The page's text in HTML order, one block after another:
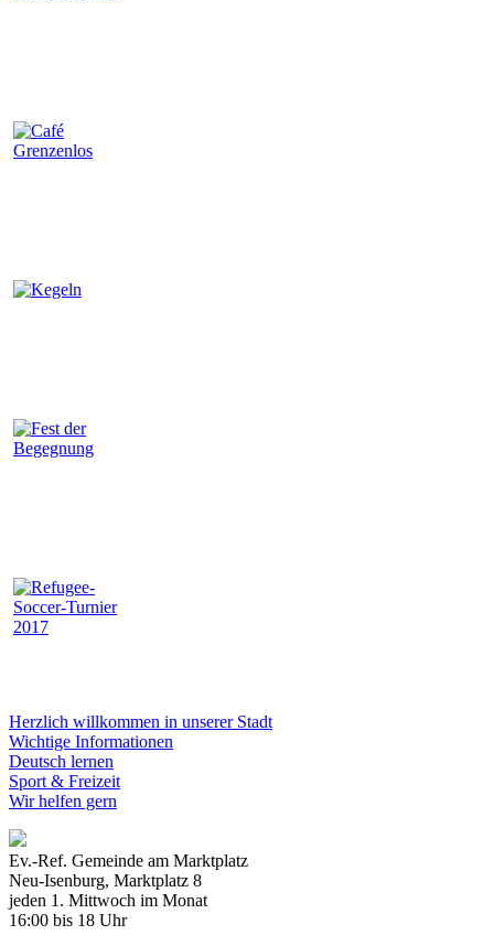
Herzlich willkommen in unserer Stadt
Wichtige Informationen
Deutsch lernen
Sport & Freizeit
Wir helfen gern
Ev.-Ref. Gemeinde am Marktplatz
Neu-Isenburg, Marktplatz 8
jeden 1. Mittwoch im Monat
16:00 bis 18 Uhr